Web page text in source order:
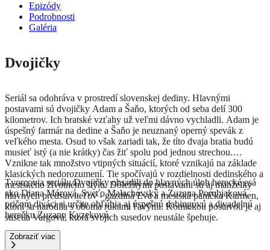
Epizódy
Podrobnosti
Galéria
Dvojičky
Seriál sa odohráva v prostredí slovenskej dediny. Hlavnými
postavami sú dvojičky Adam a Šaňo, ktorých od seba delí 300
kilometrov. Ich bratské vzťahy už veľmi dávno vychladli. Adam je
úspešný farmár na dedine a Šaňo je neuznaný operný spevák z
veľkého mesta. Osud to však zariadi tak, že títo dvaja bratia budú
musieť istý (a nie krátky) čas žiť spolu pod jednou strechou.
Vznikne tak množstvo vtipných situácií, ktoré vznikajú na základe
klasických nedorozumení. Tie spočívajú v rozdielnosti dedinského a
mestského životného štýlu. Dôležitými postavami sú aj manželky
hlavných predstaviteľov - gazdiná Eva a mestská panička Karmen,
ktorá sa narodila s oboma rukami ľavými. Komickou postavou je aj
suseda Vargová, ktorá svojich susedov neustále špehuje.
Tvorcovia seriálu Dvojičky obsadili do hlavných úloh herecké esá
ako Diana Mórová, Sveťo Malachovský a Zuzana Porubjaková,
pričom diváci si určite obľúbia aj úspešnú dabingovú a divadelnú
herečku Zuzanu Kyzekovú.
Zobraziť viac